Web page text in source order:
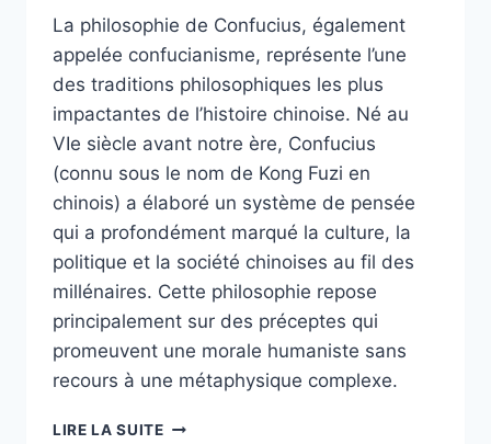
La philosophie de Confucius, également
appelée confucianisme, représente l’une
des traditions philosophiques les plus
impactantes de l’histoire chinoise. Né au
VIe siècle avant notre ère, Confucius
(connu sous le nom de Kong Fuzi en
chinois) a élaboré un système de pensée
qui a profondément marqué la culture, la
politique et la société chinoises au fil des
millénaires. Cette philosophie repose
principalement sur des préceptes qui
promeuvent une morale humaniste sans
recours à une métaphysique complexe.
LIRE LA SUITELA